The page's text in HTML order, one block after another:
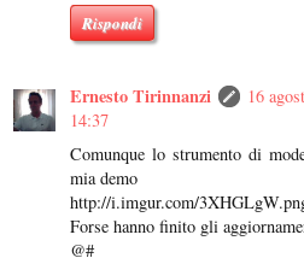
Rispondi
Ernesto Tirinnanzi
16
14:37
Comunque lo strumento di
mia demo
http://i.imgur.com/
Forse hanno finito gli
@#